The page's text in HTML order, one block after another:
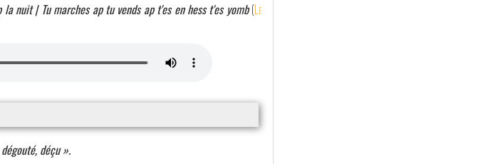
nuit | Tu marches ap tu vends ap t'es en hess t'es yomb (Le
déçu ».